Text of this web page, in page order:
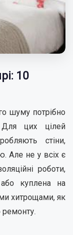
10
шуму потрібно
цих цілей
стіни,
Але не у всіх є
роботи,
куплена на
хитрощами, як